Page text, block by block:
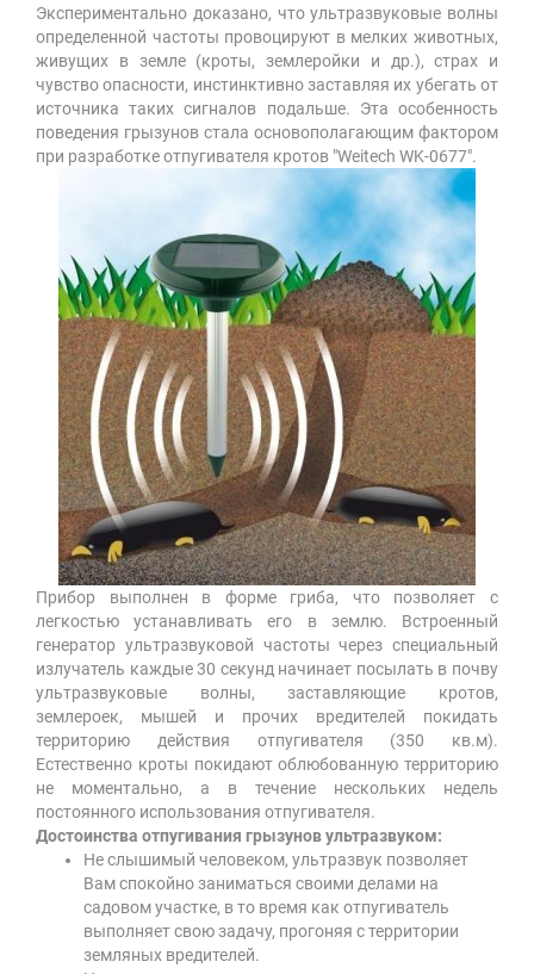
Экспериментально доказано, что ультразвуковые волны
определенной частоты провоцируют в мелких животных,
живущих в земле (кроты, землеройки и др.), страх и
чувство опасности, инстинктивно заставляя их убегать от
источника таких сигналов подальше. Эта особенность
поведения грызунов стала основополагающим фактором
при разработке отпугивателя кротов "Weitech WK-0677".
Прибор выполнен в форме гриба, что позволяет с
легкостью устанавливать его в землю. Встроенный
генератор ультразвуковой частоты через специальный
излучатель каждые 30 секунд начинает посылать в почву
ультразвуковые волны, заставляющие кротов,
землероек, мышей и прочих вредителей покидать
территорию действия отпугивателя (350 кв.м).
Естественно кроты покидают облюбованную территорию
не моментально, а в течение нескольких недель
постоянного использования отпугивателя.
Достоинства отпугивания грызунов ультразвуком:
Не слышимый человеком, ультразвук позволяет
Вам спокойно заниматься своими делами на
садовом участке, в то время как отпугиватель
выполняет свою задачу, прогоняя с территории
земляных вредителей.